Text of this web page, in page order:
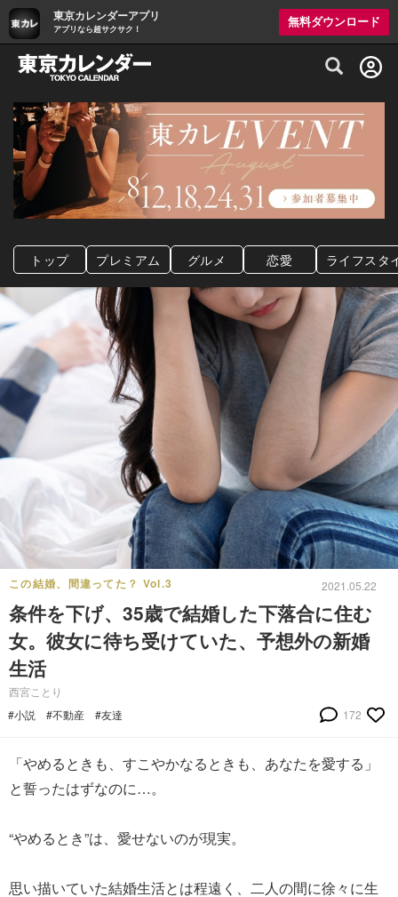
東京カレンダーアプリ
アプリなら超サクサク！
無料ダウンロード
グルメ情報・プレミアムレストラン予約
トップ プレミアム グルメ 恋愛 ライフスタ
この結婚、間違ってた？ Vol.3 2021.05.22
条件を下げ、35歳で結婚した下落合に住む
女。彼女に待ち受けていた、予想外の新婚
生活
西宮ことり
#小説
#不動産 #友達 172
「やめるときも、すこやかなるときも、あなたを愛する」
と誓ったはずなのに…。
“やめるとき”は、愛せないのが現実。
思い描いていた結婚生活とは程遠く、二人の間に徐々に生